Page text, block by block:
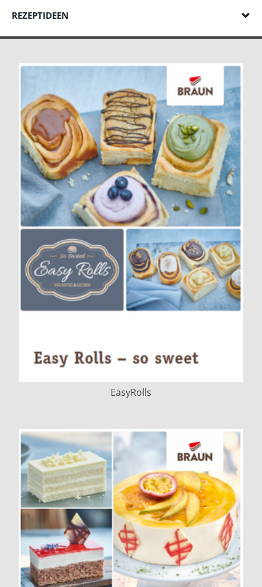
REZEPTIDEEN
EasyRolls